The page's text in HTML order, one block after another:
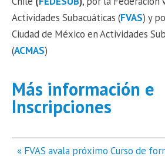
Actividades Subacuáticas (FVAS) y
Ciudad de México en Actividades
(ACMAS)
Más información e
Inscripciones
Navegación
« FVAS avala próximo Curso de